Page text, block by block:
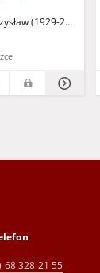
(1929-2012)
68 328 21 55